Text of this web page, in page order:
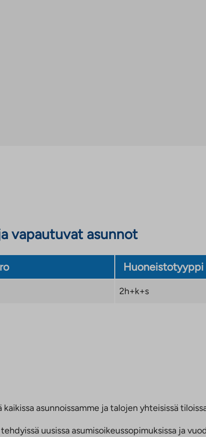
vapautuvat asunnot
Huoneistotyyppi
2h+k+s
asunnoissamme ja talojen yhteisissä
uusissa asumisoikeussopimuksissa ja